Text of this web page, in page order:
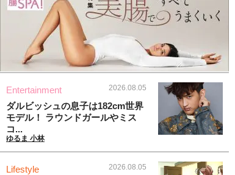
Entertainment 2026.08.05
ダルビッシュの息子は182cm世界
モデル！ ラウンドガールやミス
コ...
ゆるま 小林
Lifestyle 2026.08.05